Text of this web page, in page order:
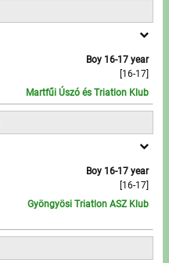
Boy 16-17 year
[16-17]
Martfűi Úszó és Triatlon Klub
Boy 16-17 year
[16-17]
Gyöngyösi Triatlon ASZ Klub